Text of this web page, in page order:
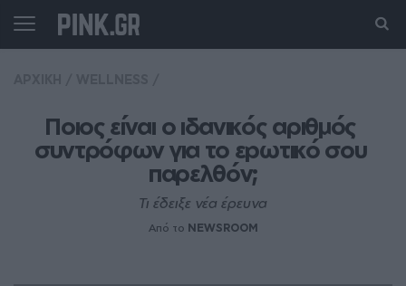
Ποιος είναι ο ιδανικός αριθμός
συντρόφων για το εpωτικό σου
παρελθόν;
Τι έδειξε νέα έρευνα
Από το NEWSROOM